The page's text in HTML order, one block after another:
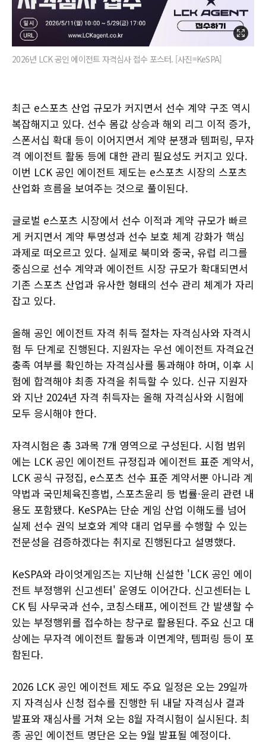
2026년 LCK 공인 에이전트 자격심사 접수 포스터. [사진=KeSPA]
최근 e스포츠 산업 규모가 커지면서 선수 계약 구조 역시
복잡해지고 있다. 선수 몸값 상승과 해외 리그 이적 증가,
스폰서십 확대 등이 이어지면서 계약 분쟁과 템퍼링, 무자
격 에이전트 활동 등에 대한 관리 필요성도 커지고 있다.
이번 LCK 공인 에이전트 제도는 e스포츠 시장의 스포츠
산업화 흐름을 보여주는 것으로 풀이된다.
글로벌 e스포츠 시장에서 선수 이적과 계약 규모가 빠르
게 커지면서 계약 투명성과 선수 보호 체계 강화가 핵심
과제로 떠오르고 있다. 실제로 북미와 중국, 유럽 리그를
중심으로 선수 계약과 에이전트 시장 규모가 확대되면서
기존 스포츠 산업과 유사한 형태의 선수 관리 체계가 자리
잡고 있다.
올해 공인 에이전트 자격 취득 절차는 자격심사와 자격시
험 두 단계로 진행된다. 지원자는 우선 에이전트 자격요건
충족 여부를 확인하는 자격심사를 통과해야 하며, 이후 시
험에 합격해야 최종 자격을 취득할 수 있다. 신규 지원자
와 지난 2024년 자격 취득자는 올해 자격심사와 시험에
모두 응시해야 한다.
자격시험은 총 3과목 7개 영역으로 구성된다. 시험 범위
에는 LCK 공인 에이전트 규정집과 에이전트 표준 계약서,
LCK 공식 규정집, e스포츠 선수 표준 계약서뿐 아니라 계
약법과 국민체육진흥법, 스포츠윤리 등 법률·윤리 관련 내
용도 포함됐다. KeSPA는 단순 게임 산업 이해도를 넘어
실제 선수 권익 보호와 계약 대리 업무를 수행할 수 있는
전문성을 검증하겠다는 취지로 진행된다고 설명했다.
KeSPA와 라이엇게임즈는 지난해 신설한 'LCK 공인 에이
전트 부정행위 신고센터' 운영도 이어간다. 신고센터는 L
CK 팀 사무국과 선수, 코칭스태프, 에이전트 간 발생할 수
있는 부정행위를 접수하는 창구로 활용된다. 주요 신고 대
상에는 무자격 에이전트 활동과 이면계약, 템퍼링 등이 포
함된다.
2026 LCK 공인 에이전트 제도 주요 일정은 오는 29일까
지 자격심사 신청 접수를 진행한 뒤 내달 자격심사 결과
발표와 재심사를 거쳐 오는 8월 자격시험이 실시된다. 최
종 공인 에이전트 명단은 오는 9월 발표될 예정이다.